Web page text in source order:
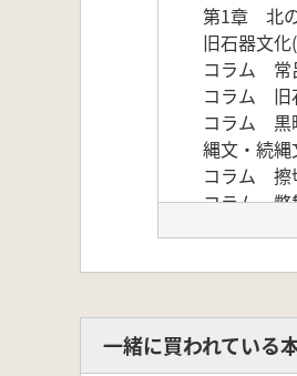
第1章 北
旧石器文化
コラム 常
コラム 旧
コラム 黒
縄文・続
コラム 擦
コラム 幣
コラム 常
コラム 銛
コラム 動
一緒に買われている